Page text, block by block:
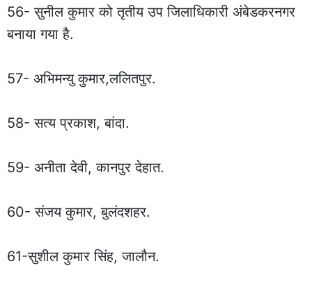
56- सुनील कुमार को तृतीय उप जिलाधिकारी अंबेडकरनगर
बनाया गया है.
57- अभिमन्यु कुमार,ललितपुर.
58- सत्य प्रकाश, बांदा.
59- अनीता देवी, कानपुर देहात.
60- संजय कुमार, बुलंदशहर.
61-सुशील कुमार सिंह, जालौन.